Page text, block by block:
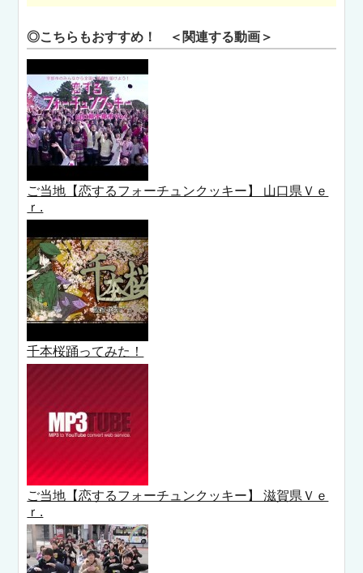
◎こちらもおすすめ！ ＜関連する動画＞
ご当地【恋するフォーチュンクッキー】 山口県Ｖｅ
ｒ.
千本桜踊ってみた！
ご当地【恋するフォーチュンクッキー】 滋賀県Ｖｅ
ｒ.